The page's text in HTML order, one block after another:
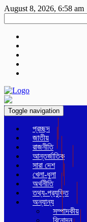
August 8, 2026, 6:58 am
Toggle navigation
প্রচ্ছদ
জাতীয়
রাজনীতি
আন্তর্জাতিক
সারা দেশ
খেলা-ধুলা
অর্থনীতি
তথ্য-প্রযুক্তি
অন্যান্য
সম্পাদকীয়
বিনোদন